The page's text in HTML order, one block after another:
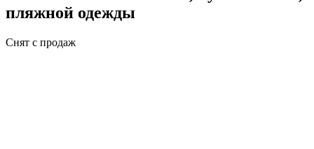
пляжной одежды
Снят с продаж